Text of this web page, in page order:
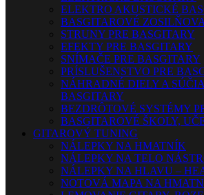
ELEKTRO AKUSTICKÉ
BASGITAROVÉ
STRUNY PRE BASGITARY
EFEKTY PRE BASGITARY
SNÍMAČE PRE BASGITARY
PRÍSLUŠENSTVO PRE
NÁHRADNÉ DIELY A
BASGITARY
BEZDRÔTOVÉ SYSTÉMY
BASGITAROVÉ ŠKOLY,
GITAROVÝ TUNING
NÁLEPKY NA HMATNÍK
NÁLEPKY NA TELO
NÁLEPKY NA HLAVU –
NOTOVÁ MAPA NA